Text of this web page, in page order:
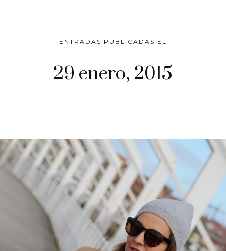
ENTRADAS PUBLICADAS EL
29 enero, 2015